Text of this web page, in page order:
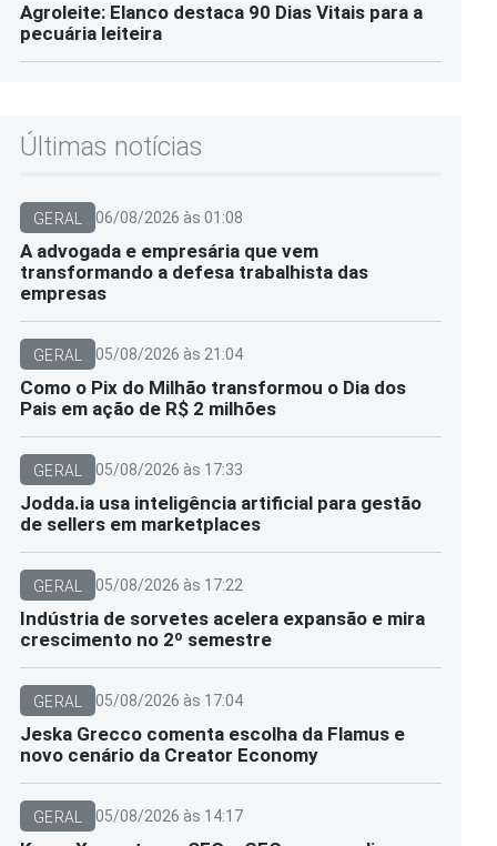
Agroleite: Elanco destaca 90 Dias Vitais para a
pecuária leiteira
Últimas notícias
GERAL 06/08/2026 às 01:08
A advogada e empresária que vem
transformando a defesa trabalhista das
empresas
GERAL 05/08/2026 às 21:04
Como o Pix do Milhão transformou o Dia dos
Pais em ação de R$ 2 milhões
GERAL 05/08/2026 às 17:33
Jodda.ia usa inteligência artificial para gestão
de sellers em marketplaces
GERAL 05/08/2026 às 17:22
Indústria de sorvetes acelera expansão e mira
crescimento no 2º semestre
GERAL 05/08/2026 às 17:04
Jeska Grecco comenta escolha da Flamus e
novo cenário da Creator Economy
GERAL 05/08/2026 às 14:17